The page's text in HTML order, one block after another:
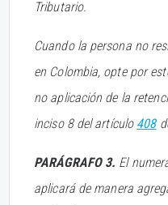
Tributario.
Cuando la persona no
en Colombia, opte por
no aplicación de la
inciso 8 del artículo 408
PARÁGRAFO 3. El
aplicará de manera